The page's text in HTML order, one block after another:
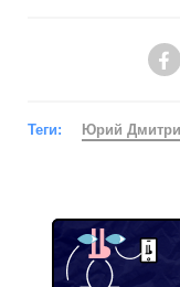
Теги: Юрий